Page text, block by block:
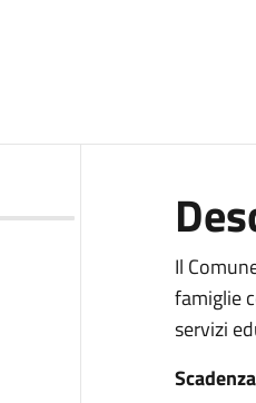
Il
famiglie
servizi